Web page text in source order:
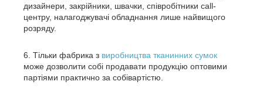
дизайнери, закрійники, швачки, співробітники call-
центру, налагоджувачі обладнання лише найвищого
розряду.
Тільки фабрика з виробництва тканинних сумок
може дозволити собі продавати продукцію оптовими
партіями практично за собівартістю.